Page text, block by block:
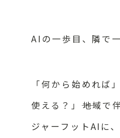
AIの一歩目、隣で一
「何から始めれば
使える？」――地域
ジャーフットAIに